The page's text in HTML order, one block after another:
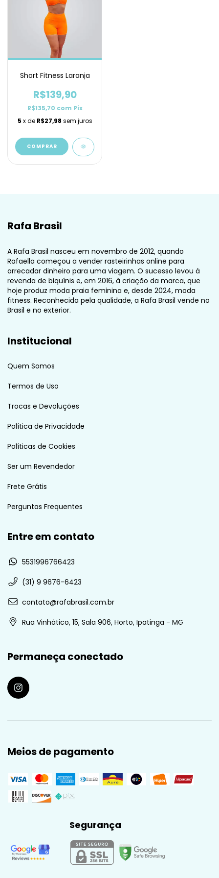
Short Fitness Laranja
R$139,90
R$135,70 com Pix
5 x de R$27,98 sem juros
COMPRAR
Rafa Brasil
A Rafa Brasil nasceu em novembro de 2012, quando
Rafaella começou a vender rasteirinhas online para
arrecadar dinheiro para uma viagem. O sucesso levou à
revenda de biquínis e, em 2016, à criação da marca, que
hoje produz moda praia feminina e, desde 2024, moda
fitness. Reconhecida pela qualidade, a Rafa Brasil vende no
Brasil e no exterior.
Institucional
Quem Somos
Termos de Uso
Trocas e Devoluções
Política de Privacidade
Políticas de Cookies
Ser um Revendedor
Frete Grátis
Perguntas Frequentes
Entre em contato
5531996766423
(31) 9 9676-6423
contato@rafabrasil.com.br
Rua Vinhático, 15, Sala 906, Horto, Ipatinga - MG
Permaneça conectado
Meios de pagamento
Segurança